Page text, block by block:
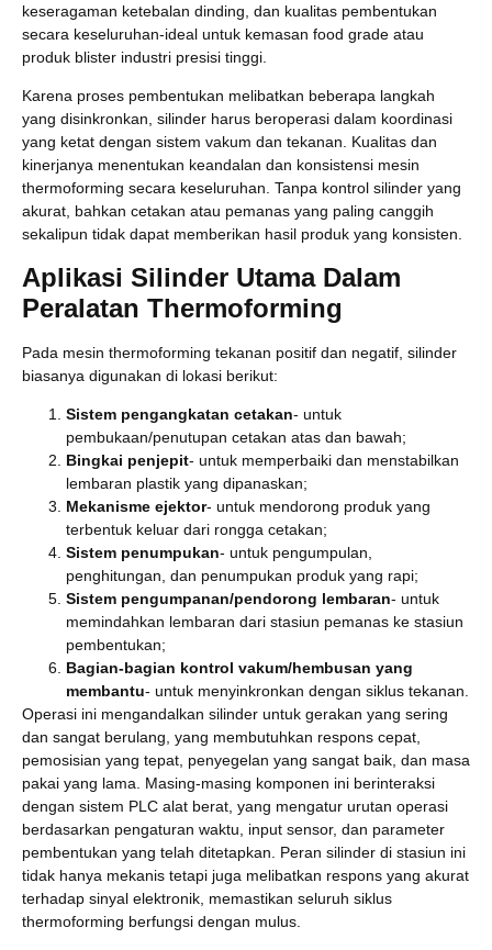
keseragaman ketebalan dinding, dan kualitas pembentukan
secara keseluruhan-ideal untuk kemasan food grade atau
produk blister industri presisi tinggi.
Karena proses pembentukan melibatkan beberapa langkah
yang disinkronkan, silinder harus beroperasi dalam koordinasi
yang ketat dengan sistem vakum dan tekanan. Kualitas dan
kinerjanya menentukan keandalan dan konsistensi mesin
thermoforming secara keseluruhan. Tanpa kontrol silinder yang
akurat, bahkan cetakan atau pemanas yang paling canggih
sekalipun tidak dapat memberikan hasil produk yang konsisten.
Aplikasi Silinder Utama Dalam
Peralatan Thermoforming
Pada mesin thermoforming tekanan positif dan negatif, silinder
biasanya digunakan di lokasi berikut:
Sistem pengangkatan cetakan- untuk
pembukaan/penutupan cetakan atas dan bawah;
Bingkai penjepit- untuk memperbaiki dan menstabilkan
lembaran plastik yang dipanaskan;
Mekanisme ejektor- untuk mendorong produk yang
terbentuk keluar dari rongga cetakan;
Sistem penumpukan- untuk pengumpulan,
penghitungan, dan penumpukan produk yang rapi;
Sistem pengumpanan/pendorong lembaran- untuk
memindahkan lembaran dari stasiun pemanas ke stasiun
pembentukan;
Bagian-bagian kontrol vakum/hembusan yang
membantu- untuk menyinkronkan dengan siklus tekanan.
Operasi ini mengandalkan silinder untuk gerakan yang sering
dan sangat berulang, yang membutuhkan respons cepat,
pemosisian yang tepat, penyegelan yang sangat baik, dan masa
pakai yang lama. Masing-masing komponen ini berinteraksi
dengan sistem PLC alat berat, yang mengatur urutan operasi
berdasarkan pengaturan waktu, input sensor, dan parameter
pembentukan yang telah ditetapkan. Peran silinder di stasiun ini
tidak hanya mekanis tetapi juga melibatkan respons yang akurat
terhadap sinyal elektronik, memastikan seluruh siklus
thermoforming berfungsi dengan mulus.